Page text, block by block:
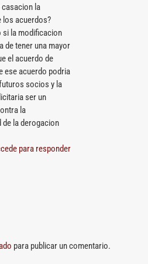
casacion la
los acuerdos?
si la modificacion
de tener una mayor
el acuerdo de
ese acuerdo podria
socios y la
ser un
la
de la derogacion
para responder
para publicar un comentario.